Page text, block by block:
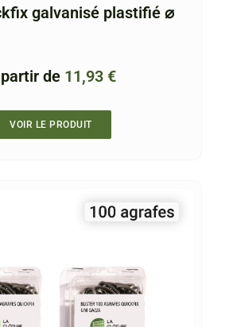
galvanisé plastifié ⌀
de 11,93 €
VOIR LE PRODUIT